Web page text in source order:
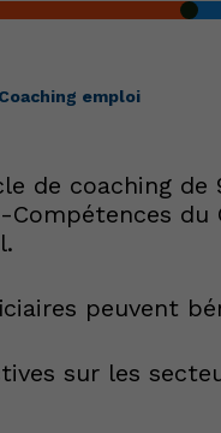
Coaching emploi
de coaching
du
peuvent
sur les